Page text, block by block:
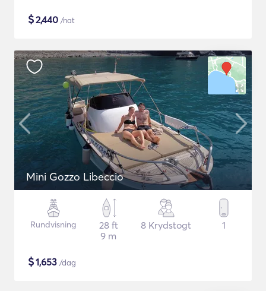
$2,440 /nat
Mini Gozzo Libeccio
Rundvisning
28 ft
9 m
8 Krydstogt 1
$1,653 /dag